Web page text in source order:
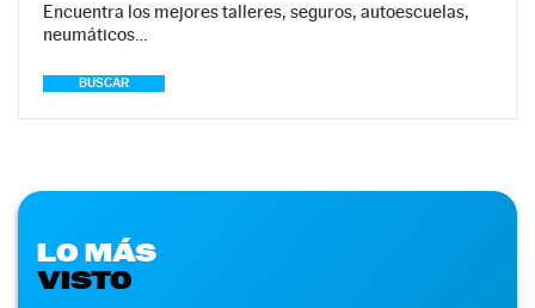
Encuentra los mejores talleres, seguros, autoescuelas,
neumáticos…
BUSCAR
LO MÁS
VISTO